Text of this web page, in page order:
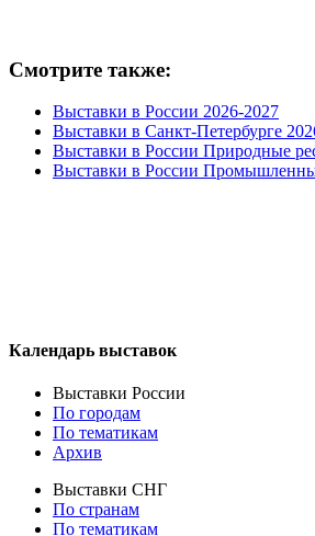
Смотрите также:
Выставки в России 2026-2027
Выставки в Санкт-Петербурге
Выставки в России Природные
Выставки в России
Календарь выставок
Выставки России
По городам
По тематикам
Архив
Выставки СНГ
По странам
По тематикам